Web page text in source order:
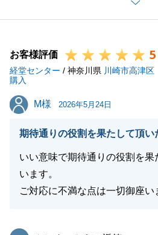
また、新たなお客様をご紹介い
し上げます。
軽にご連絡下さい。
引き続き、何卒よろしくお願い
お客様評価 5
経堂センター / 神奈川県 川崎市高津区
購入
M様
M様 2026年5月24日
期待通りの役割を果たして頂い
いい意味で期待通りの役割を果
います。
ご対応に不満な点は一切御座い